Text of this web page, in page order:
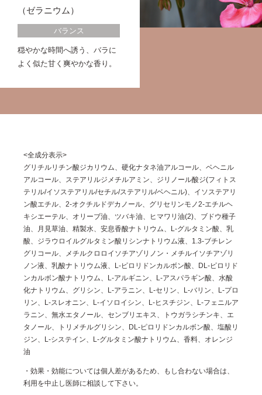
（ゼラニウム）
バランス
穏やかな時間へ誘う、バラに
よく似た甘く爽やかな香り。
<全成分表示>
グリチルリチン酸ジカリウム、硬化ナタネ油アルコール、ベヘニル
アルコール、ステアリルジメチルアミン、ジリノール酸ジ(フィトス
テリル/イソステアリル/セチル/ステアリル/ベヘニル)、イソステアリ
ン酸エチル、2-オクチルドデカノール、グリセリンモノ2-エチルヘ
キシエーテル、オリーブ油、ツバキ油、ヒマワリ油(2)、ブドウ種子
油、月見草油、精製水、安息香酸ナトリウム、L-グルタミン酸、乳
酸、ジラウロイルグルタミン酸リシンナトリウム液、1.3-ブチレン
グリコール、メチルクロロイソチアゾリノン・メチルイソチアゾリ
ノン液、乳酸ナトリウム液、L-ピロリドンカルボン酸、DL-ピロリド
ンカルボン酸ナトリウム、L-アルギニン、L-アスパラギン酸、水酸
化ナトリウム、グリシン、L-アラニン、L-セリン、L-バリン、L-プロ
リン、L-スレオニン、L-イソロイシン、L-ヒスチジン、L-フェニルア
ラニン、無水エタノール、センブリエキス、トウガラシチンキ、エ
タノール、トリメチルグリシン、DL-ピロリドンカルボン酸、塩酸リ
ジン、L-システイン、L-グルタミン酸ナトリウム、香料、オレンジ
油
・効果・効能については個人差があるため、もし合わない場合は、
利用を中止し医師に相談して下さい。